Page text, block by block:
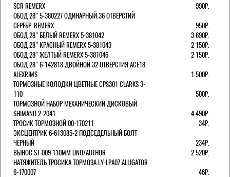
SCR REMERX
990Р.
ОБОД 28" 5-380227 ОДИНАРНЫЙ 36 ОТВЕРСТИЙ
СЕРЕБР. REMERX
950Р.
ОБОД 28" БЕЛЫЙ REMERX 5-381042
3 690Р.
ОБОД 28" КРАСНЫЙ REMERX 5-381043
2 150Р.
ОБОД 28" ЖЕЛТЫЙ REMERX 5-381046
2 150Р.
ОБОД 28" 6-142818 ДВОЙНОЙ 32 ОТВЕРСТИЯ ACE18
ALEXRIMS
1 500Р.
ТОРМОЗНЫЕ КОЛОДКИ ЦВЕТНЫЕ CPS301 CLARKS 3-
110
500Р.
ТОРМОЗНОЙ НАБОР МЕХАНИЧЕСКИЙ ДИСКОВЫЙ
SHIMANO 2-2041
4 490Р.
ТРОСИК ТОРМОЗНОЙ 00-170211
34Р.
ЭКСЦЕНТРИК 6-613085-2 ПОДСЕДЕЛЬНЫЙ БОЛТ
ЧЕРНЫЙ
234Р.
ВЫНОС ST-009 110ММ UNO/AUTHOR
2 520Р.
НАТЯЖИТЕЛЬ ТРОСИКА ТОРМОЗА LY-LPA07 ALLIGATOR
6-170007
46Р.